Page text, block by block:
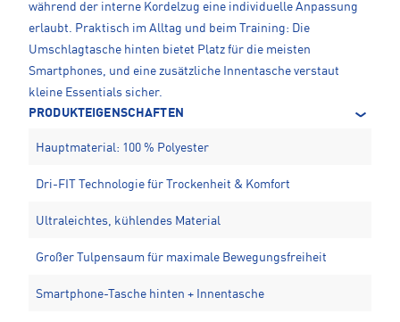
während der interne Kordelzug eine individuelle Anpassung
erlaubt. Praktisch im Alltag und beim Training: Die
Umschlagtasche hinten bietet Platz für die meisten
Smartphones, und eine zusätzliche Innentasche verstaut
kleine Essentials sicher.
PRODUKTEIGENSCHAFTEN
Hauptmaterial: 100 % Polyester
Dri-FIT Technologie für Trockenheit & Komfort
Ultraleichtes, kühlendes Material
Großer Tulpensaum für maximale Bewegungsfreiheit
Smartphone-Tasche hinten + Innentasche